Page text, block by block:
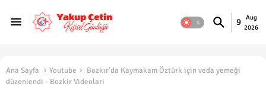
9
Aug
2026
Ana Sayfa Youtube
Bozkır'da Kaymakam Öztürk için veda yemeği
düzenlendi - Bozkir Videolari